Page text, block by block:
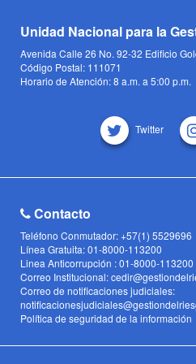
Unidad Nacional para la
Avenida Calle 26 No. 92-32 Edificio
Código Postal: 111071
Horario de Atención: 8 a.m. a 5:00 p.m.
Twitter
Contacto
Teléfono Conmutador: +57(1) 5529696
Línea Gratuita: 01-8000-113200
Linea Anticorrupción : 01-8000-113200
Correo Institucional:
Correo de notificaciones judiciales:
Política de seguridad de la información